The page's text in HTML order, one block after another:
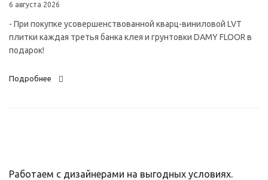
6 августа 2026
- При покупке усовершенствованной кварц-виниловой LVT
плитки каждая третья банка клея и грунтовки DAMY FLOOR в
подарок!
Подробнее
Работаем с дизайнерами на выгодных условиях.